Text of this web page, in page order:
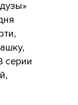
серии